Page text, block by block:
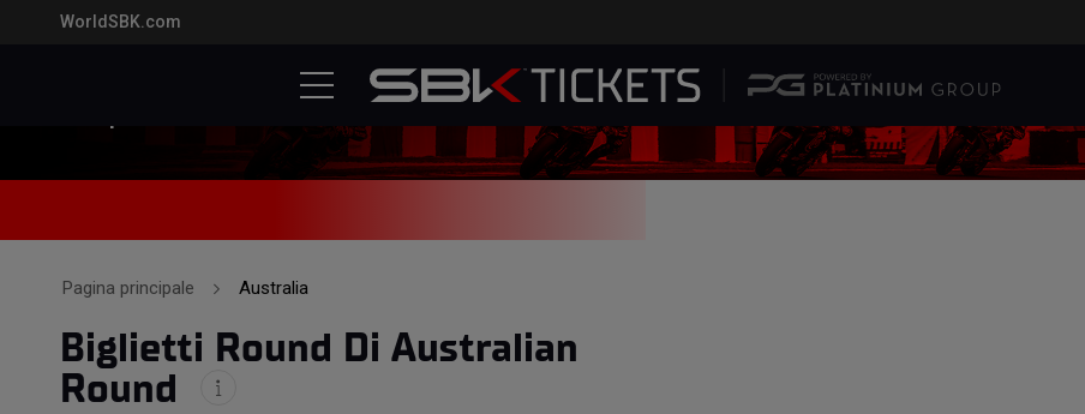
WorldSBK.com
Australian Round
Pagina principale Australia
Biglietti Round Di Australian
Round